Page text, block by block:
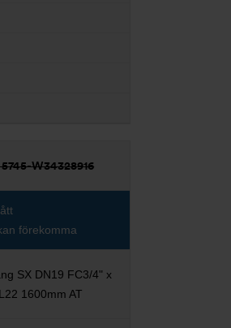
5745-W34328916
förekomma
SX DN19 FC3/4" x
1600mm AT